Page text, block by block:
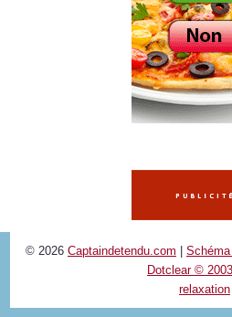
© 2026 Captaindetendu.com
Dotclear ©
relaxation